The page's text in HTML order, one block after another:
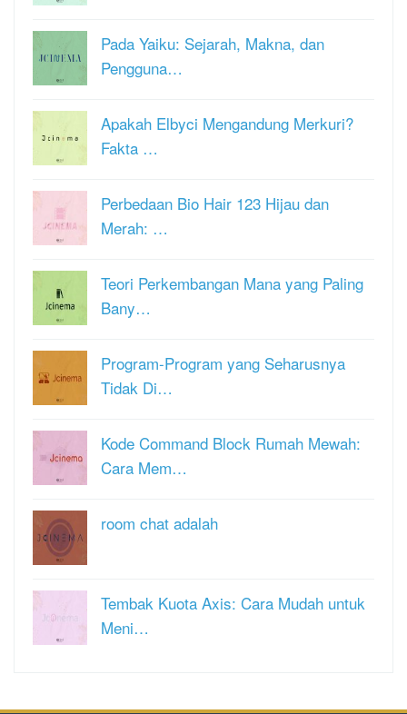
Pada Yaiku: Sejarah, Makna, dan
Pengguna…
Apakah Elbyci Mengandung Merkuri?
Fakta …
Perbedaan Bio Hair 123 Hijau dan
Merah: …
Teori Perkembangan Mana yang Paling
Bany…
Program-Program yang Seharusnya
Tidak Di…
Kode Command Block Rumah Mewah:
Cara Mem…
room chat adalah
Tembak Kuota Axis: Cara Mudah untuk
Meni…